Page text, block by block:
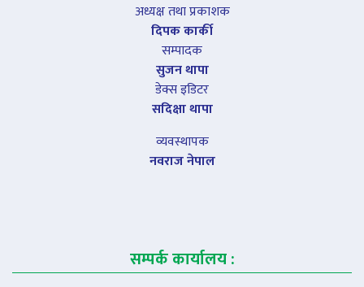
अध्यक्ष तथा प्रकाशक
दिपक कार्की
सम्पादक
सुजन थापा
डेक्स इडिटर
सदिक्षा थापा
व्यवस्थापक
नवराज नेपाल
सम्पर्क कार्यालय :